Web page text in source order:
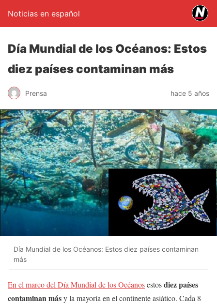
Noticias en español
Día Mundial de los Océanos: Estos
diez países contaminan más
Prensa hace 5 años
Día Mundial de los Océanos: Estos diez países contaminan
más
En el marco del Día Mundial de los Océanosestosdiez países
contaminan másy la mayoría en el continente asiático. Cada 8